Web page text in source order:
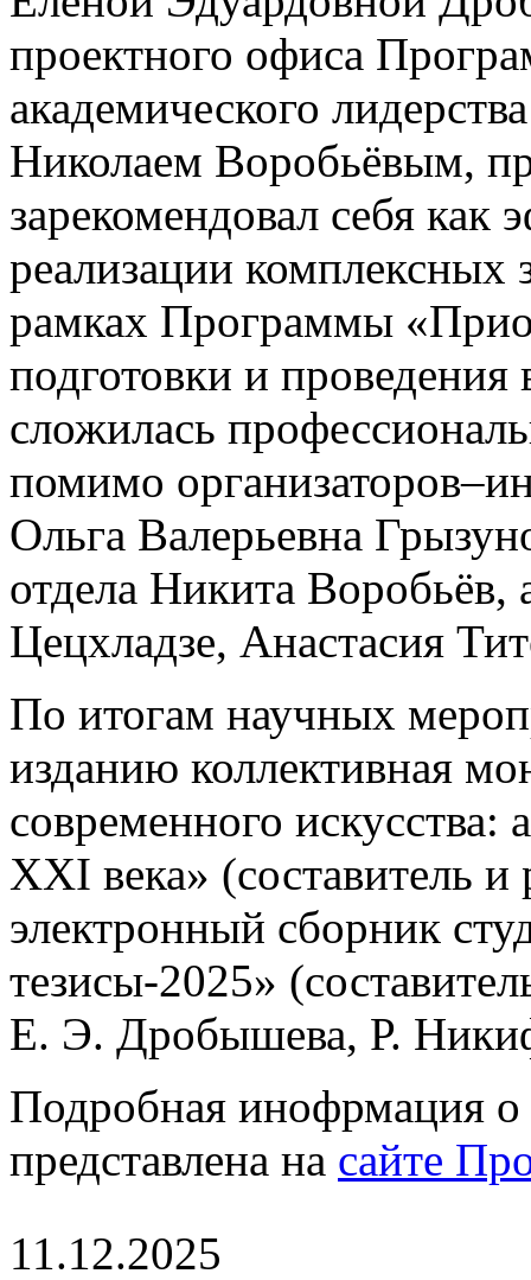
проектного офиса
академического
Николаем Воробьёвым,
зарекомендовал себя как
реализации комплексных
рамках Программы
подготовки и
сложилась
помимо
Ольга Валерьевна
отдела Никита Воробьёв,
Цецхладзе, Анастасия
По итогам научных
изданию коллективная
современного искусства:
XXI века» (составитель
электронный сборник
тезисы-2025»
Е. Э. Дробышева, Р.
Подробная инофрмация
представлена на сайте
11.12.2025